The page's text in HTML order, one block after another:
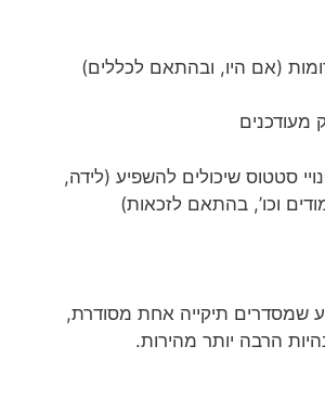
(אם היו, ובהתאם לכללים)
מעודכנים
סטטוס שיכולים להשפיע (לידה,
וכו’, בהתאם לזכאות)
שמסדרים תיקייה אחת מסודרת,
הרבה יותר מהירות.